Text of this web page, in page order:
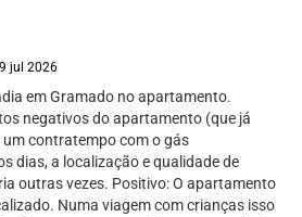
jul 2026
em Gramado no apartamento.
negativos do apartamento (que já
contratempo com o gás
dias, a localização e qualidade de
outras vezes. Positivo: O apartamento
Numa viagem com crianças isso